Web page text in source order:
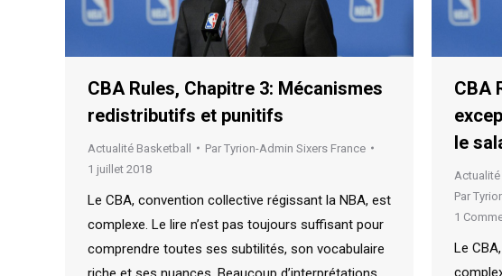
CBA Rules, Chapitre 3: Mécanismes
redistributifs et punitifs
Actualité Basketball Par Tyrion-Admin Sixers France
1 juillet 2018
Le CBA, convention collective régissant la NBA, est
complexe. Le lire n’est pas toujours suffisant pour
comprendre toutes ses subtilités, son vocabulaire
CBA
le
Par
1
Le